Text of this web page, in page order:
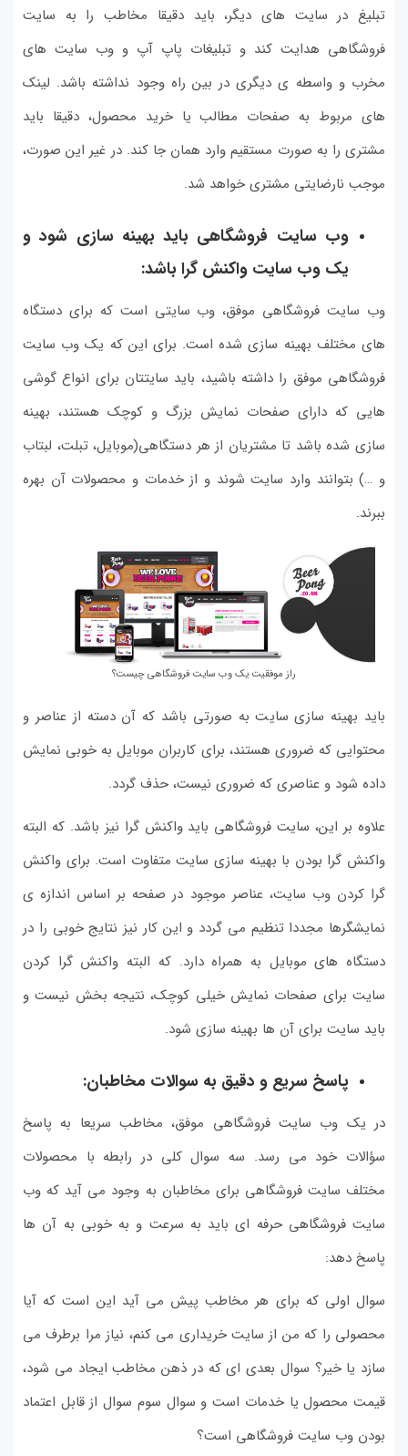
تبلیغ در سایت های دیگر، باید دقیقا مخاطب را به سایت
فروشگاهی هدایت کند و تبلیغات پاپ آپ و وب سایت های
مخرب و واسطه ی دیگری در بین راه وجود نداشته باشد. لینک
های مربوط به صفحات مطالب یا خرید محصول، دقیقا باید
مشتری را به صورت مستقیم وارد همان جا کند. در غیر این صورت،
موجب نارضایتی مشتری خواهد شد.
وب سایت فروشگاهی باید بهینه سازی شود و
یک وب سایت واکنش گرا باشد:
وب سایت فروشگاهی موفق، وب سایتی است که برای دستگاه
های مختلف بهینه سازی شده است. برای این که یک وب سایت
فروشگاهی موفق را داشته باشید، باید سایتتان برای انواع گوشی
هایی که دارای صفحات نمایش بزرگ و کوچک هستند، بهینه
سازی شده باشد تا مشتریان از هر دستگاهی(موبایل، تبلت، لبتاب
و …) بتوانند وارد سایت شوند و از خدمات و محصولات آن بهره
ببرند.
راز موفقیت یک وب سایت فروشگاهی چیست؟
باید بهینه سازی سایت به صورتی باشد که آن دسته از عناصر و
محتوایی که ضروری هستند، برای کاربران موبایل به خوبی نمایش
داده شود و عناصری که ضروری نیست، حذف گردد.
علاوه بر این، سایت فروشگاهی باید واکنش گرا نیز باشد. که البته
واکنش گرا بودن با بهینه سازی سایت متفاوت است. برای واکنش
گرا کردن وب سایت، عناصر موجود در صفحه بر اساس اندازه ی
نمایشگرها مجددا تنظیم می گردد و این کار نیز نتایج خوبی را در
دستگاه های موبایل به همراه دارد. که البته واکنش گرا کردن
سایت برای صفحات نمایش خیلی کوچک، نتیجه بخش نیست و
باید سایت برای آن ها بهینه سازی شود.
پاسخ سریع و دقیق به سوالات مخاطبان:
در یک وب سایت فروشگاهی موفق، مخاطب سریعا به پاسخ
سؤالات خود می رسد. سه سوال کلی در رابطه با محصولات
مختلف سایت فروشگاهی برای مخاطبان به وجود می آید که وب
سایت فروشگاهی حرفه ای باید به سرعت و به خوبی به آن ها
پاسخ دهد:
سوال اولی که برای هر مخاطب پیش می آید این است که آیا
محصولی را که من از سایت خریداری می کنم، نیاز مرا برطرف می
سازد یا خیر؟ سوال بعدی ای که در ذهن مخاطب ایجاد می شود،
قیمت محصول یا خدمات است و سوال سوم سوال از قابل اعتماد
بودن وب سایت فروشگاهی است؟